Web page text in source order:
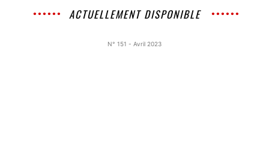
ACTUELLEMENT DISPONIBLE
N° 151 - Avril 2023